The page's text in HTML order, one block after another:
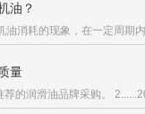
油？
油消耗的现象，在一定周期
量
荐的润滑油品牌采购。